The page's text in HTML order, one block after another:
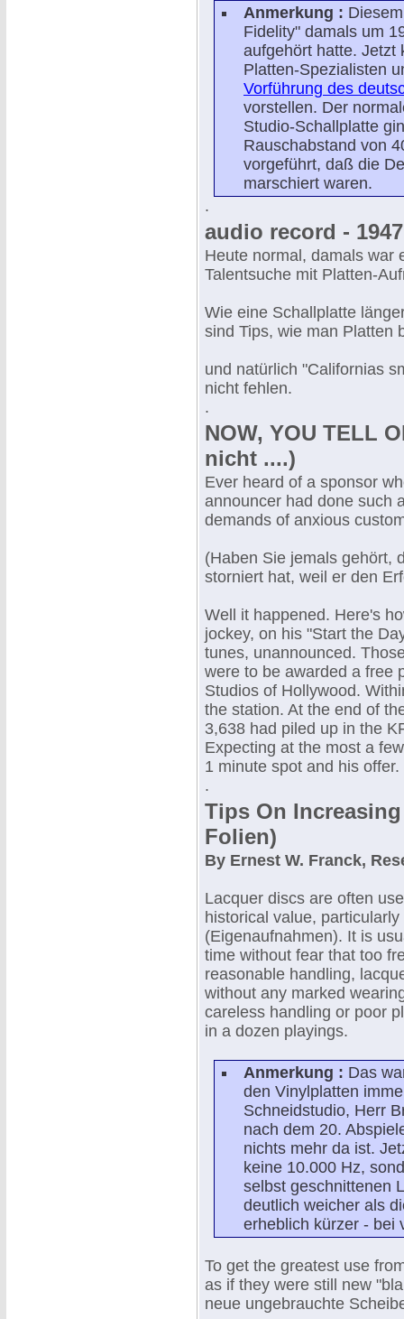
Anmerkung :
Fidelity" damals um
aufgehört hatte. Jetzt
Platten-Spezialisten
Vorführung des
vorstellen. Der
Studio-Schallplatte
Rauschabstand von
vorgeführt, daß die
marschiert waren.
.
audio record -
Heute normal, damals war
Talentsuche mit Platten-
Wie eine Schallplatte
sind Tips, wie man Platten
und natürlich "Californias
nicht fehlen.
.
NOW, YOU TELL
nicht ....)
Ever heard of a sponsor
announcer had done such
demands of anxious
(Haben Sie jemals gehört,
storniert hat, weil er den
Well it happened. Here's
jockey, on his "Start the
tunes, unannounced.
were to be awarded a free
Studios of Hollywood.
the station. At the end of
3,638 had piled up in the
Expecting at the most a
1 minute spot and his offer.
.
Tips On
Folien)
By Ernest W. Franck,
Lacquer discs are often
historical value,
(Eigenaufnahmen). It is
time without fear that too
reasonable handling,
without any marked
careless handling or poor
in a dozen playings.
Anmerkung : Das
den Vinylplatten
Schneidstudio, Herr
nach dem 20.
nichts mehr da ist.
keine 10.000 Hz,
selbst geschnittenen
deutlich weicher als
erheblich kürzer - bei
To get the greatest use
as if they were still new
neue ungebrauchte